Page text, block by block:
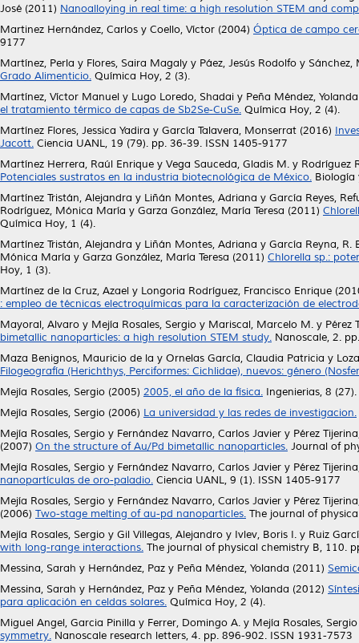
José (2011) Nanoalloying in real time: a high resolution STEM and
Martinez Hernández, Carlos y Coello, Víctor (2004) Óptica de campo
9177
Martínez, Perla y Flores, Saira Magaly y Páez, Jesús Rodolfo y Sánchez,
Grado Alimenticio. Química Hoy, 2 (3).
Martínez, Víctor Manuel y Lugo Loredo, Shadai y Peña Méndez, Yolanda
el tratamiento térmico de capas de Sb2Se-CuSe. Química Hoy, 2 (4).
Martínez Flores, Jessica Yadira y García Talavera, Monserrat (2016)
Jacott. Ciencia UANL, 19 (79). pp. 36-39. ISSN 1405-9177
Martínez Herrera, Raúl Enrique y Vega Sauceda, Gladis M. y Rodríguez
Potenciales sustratos en la industria biotecnológica de México. Biología
Martínez Tristán, Alejandra y Liñán Montes, Adriana y García Reyes,
Rodríguez, Mónica María y Garza González, María Teresa (2011)
Química Hoy, 1 (4).
Martínez Tristán, Alejandra y Liñán Montes, Adriana y García Reyna, R.
Mónica María y Garza González, María Teresa (2011) Chlorella sp.:
Hoy, 1 (3).
Martínez de la Cruz, Azael y Longoria Rodríguez, Francisco Enrique
: empleo de técnicas electroquímicas para la caracterización de
Mayoral, Alvaro y Mejía Rosales, Sergio y Mariscal, Marcelo M. y Pérez
bimetallic nanoparticles: a high resolution STEM study. Nanoscale, 2.
Maza Benignos, Mauricio de la y Ornelas García, Claudia Patricia y
Filogeografía (Herichthys, Perciformes: Cichlidae), nuevos: género
Mejía Rosales, Sergio (2005) 2005, el año de la física. Ingenierias, 8
Mejía Rosales, Sergio (2006) La universidad y las redes de investigacion.
Mejía Rosales, Sergio y Fernández Navarro, Carlos Javier y Pérez
(2007) On the structure of Au/Pd bimetallic nanoparticles. Journal of
Mejía Rosales, Sergio y Fernández Navarro, Carlos Javier y Pérez
nanopartículas de oro-paladio. Ciencia UANL, 9 (1). ISSN 1405-9177
Mejía Rosales, Sergio y Fernández Navarro, Carlos Javier y Pérez
(2006) Two-stage melting of au-pd nanoparticles. The journal of
Mejía Rosales, Sergio y Gil Villegas, Alejandro y Ivlev, Boris I. y Ruiz
with long-range interactions. The journal of physical chemistry B, 110.
Messina, Sarah y Hernández, Paz y Peña Méndez, Yolanda (2011)
Messina, Sarah y Hernández, Paz y Peña Méndez, Yolanda (2012)
para aplicación en celdas solares. Química Hoy, 2 (4).
Miguel Angel, Garcia Pinilla y Ferrer, Domingo A. y Mejía Rosales, Sergio
symmetry. Nanoscale research letters, 4. pp. 896-902. ISSN 1931-7573